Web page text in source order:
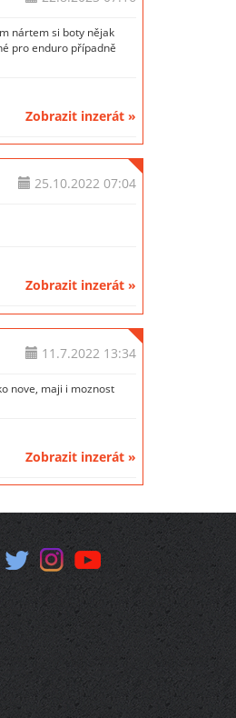
nártem si boty nějak
pro enduro případně
Zobrazit inzerát »
25.10.2022 07:04
Zobrazit inzerát »
11.7.202213:34
nove, maji i moznost
Zobrazit inzerát »